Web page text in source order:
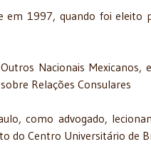
em 1997, quando foi eleito
Nacionais
Relações Consulares
como advogado,
do Centro Universitário de